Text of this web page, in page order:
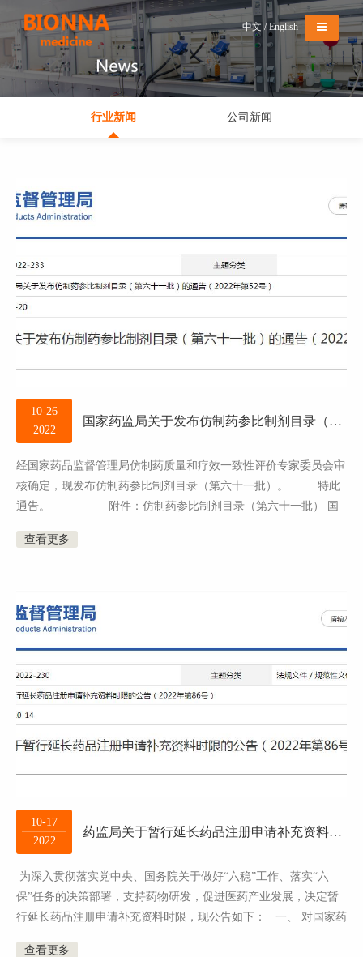
导航切换
中文 /English
行业新闻 公司新闻
10-26
2022
国家药监局关于发布仿制药参比制剂目录（第六十一批）的通告（2022年第52号）
经国家药品监督管理局仿制药质量和疗效一致性评价专家委员会审
核确定，现发布仿制药参比制剂目录（第六十一批）。 特此
通告。 附件：仿制药参比制剂目录（第六十一批） 国
查看更多
10-17
2022
药监局关于暂行延长药品注册申请补充资料时限的公告
为深入贯彻落实党中央、国务院关于做好“六稳”工作、落实“六
保”任务的决策部署，支持药物研发，促进医药产业发展，决定暂
行延长药品注册申请补充资料时限，现公告如下： 一、 对国家药
查看更多